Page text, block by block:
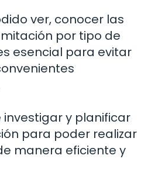
ver, conocer las
por tipo de
esencial para evitar
y planificar
para poder realizar
manera eficiente y